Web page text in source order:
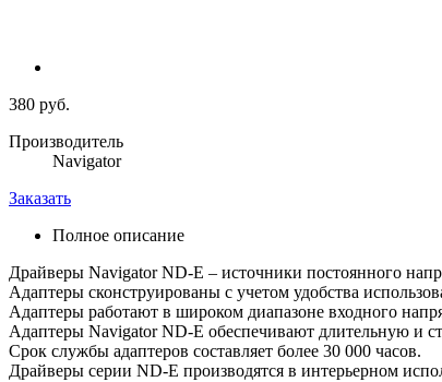
380 руб.
Производитель
Navigator
Заказать
Полное описание
Драйверы Navigator ND-E – источники постоянного
Адаптеры сконструированы с учетом удобства
Адаптеры работают в широком диапазоне входного
Адаптеры Navigator ND-E обеспечивают длительную и
Срок службы адаптеров составляет более 30 000 часов.
Драйверы серии ND-E производятся в интерьерном